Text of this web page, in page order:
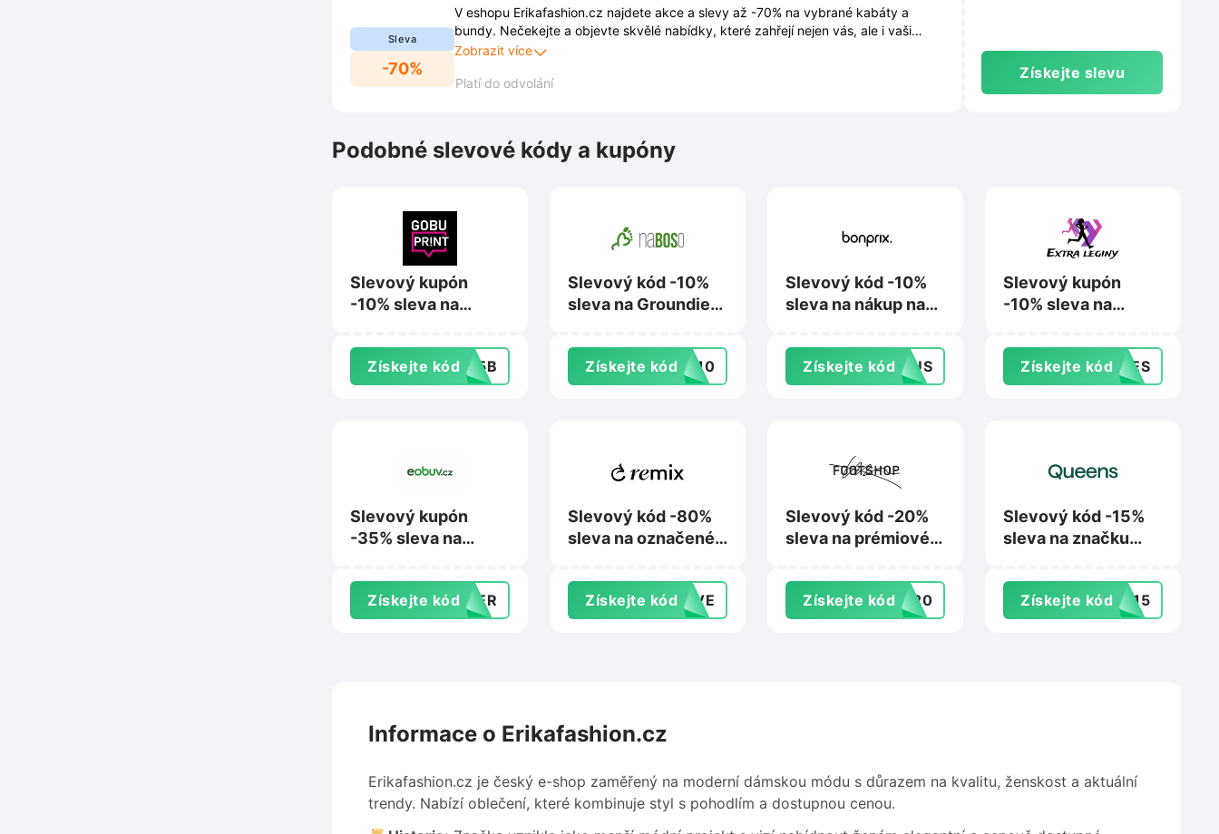
Sleva
-70%
V eshopu Erikafashion.cz najdete akce a slevy až -70% na vybrané kabáty a
bundy. Nečekejte a objevte skvělé nabídky, které zahřejí nejen vás, ale i vaši
peněženku.
Zobrazit více
Platí do odvolání
Získejte slevu
Podobné slevové kódy a kupóny
Slevový kupón
-10% sleva na
Gobuprint.cz
Získejte kód485B
Slevový kód -10%
sleva na Groundies,
NaBoso.cz
Získejte kódTE10
Slevový kód -10%
sleva na nákup na
Získejte kódOCUS
Slevový kupón
-10% sleva na
Extraleginy.cz
Získejte kódDNES
Slevový kupón
-35% sleva na
na Eobuv.cz
Získejte kódMMER
Slevový kód -80%
sleva na označené
Remixshop.com
Získejte kódTIVE
Slevový kód -20%
sleva na prémiové
Footshop.cz
Získejte kódUM20
Slevový kód -15%
sleva na značku
Queens.cz
Získejte kódEL15
Informace o Erikafashion.cz
Erikafashion.cz je český e-shop zaměřený na moderní dámskou módu s důrazem na kvalitu, ženskost a aktuální
trendy. Nabízí oblečení, které kombinuje styl s pohodlím a dostupnou cenou.